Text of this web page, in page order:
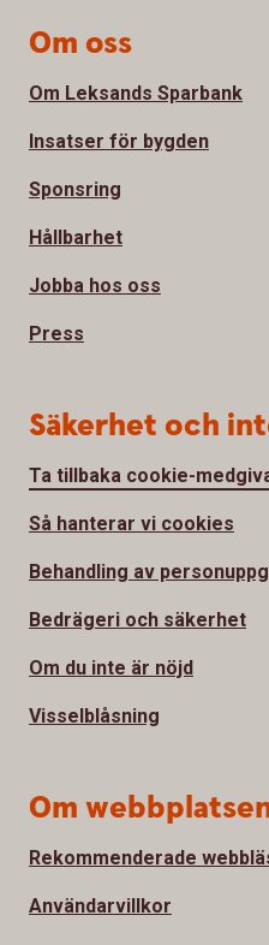
Om oss
Om Leksands Sparbank
Insatser för bygden
Sponsring
Hållbarhet
Jobba hos oss
Press
Säkerhet och
Ta tillbaka cookie-
Så hanterar vi cookies
Behandling av
Bedrägeri och säkerhet
Om du inte är nöjd
Visselblåsning
Om
Rekommenderade
Användarvillkor